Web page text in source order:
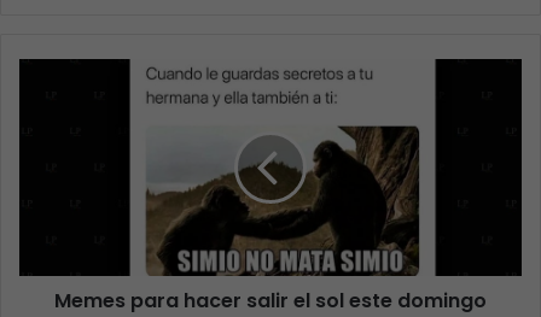
Memes para hacer salir el sol este domingo